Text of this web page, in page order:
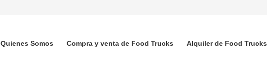
Quienes Somos Compra y venta de Food Trucks Alquiler de Food Trucks